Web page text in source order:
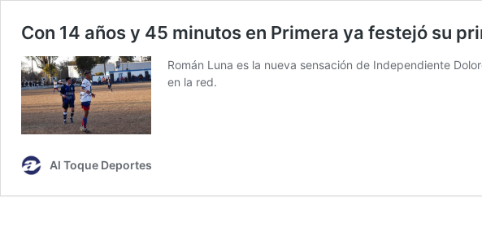
Con 14 años y 45 minutos en Primera ya festejó su
Román Luna es la nueva sensación de Independiente
en la red.
Al Toque Deportes